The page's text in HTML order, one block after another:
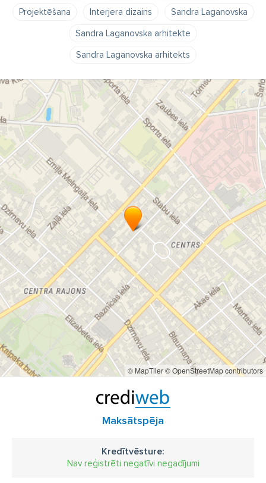
Projektēšana
Interjera dizains
Sandra Laganovska
Sandra Laganovska arhitekte
Sandra Laganovska arhitekts
© MapTiler© OpenStreetMap contributors
Maksātspēja
Kredītvēsture:
Nav reģistrēti negatīvi negadījumi